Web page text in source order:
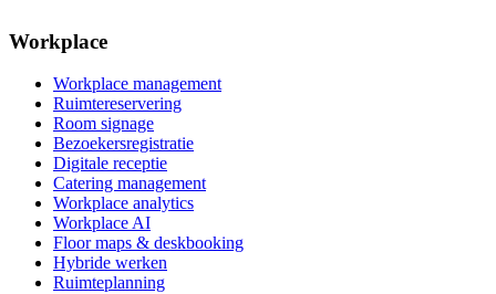
Workplace
Workplace management
Ruimtereservering
Room signage
Bezoekersregistratie
Digitale receptie
Catering management
Workplace analytics
Workplace AI
Floor maps & deskbooking
Hybride werken
Ruimteplanning